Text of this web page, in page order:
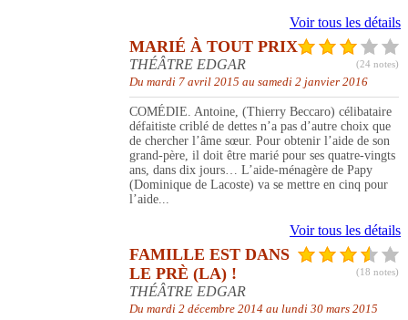
Voir tous les détails
(24 notes)
MARIÉ À TOUT PRIX
THÉÂTRE EDGAR
Du mardi 7 avril 2015 au samedi 2 janvier 2016
COMÉDIE. Antoine, (Thierry Beccaro) célibataire
défaitiste criblé de dettes n’a pas d’autre choix que
de chercher l’âme sœur. Pour obtenir l’aide de son
grand-père, il doit être marié pour ses quatre-vingts
ans, dans dix jours… L’aide-ménagère de Papy
(Dominique de Lacoste) va se mettre en cinq pour
l’aide...
Voir tous les détails
(18 notes)
FAMILLE EST DANS
LE PRÈ (LA) !
THÉÂTRE EDGAR
Du mardi 2 décembre 2014 au lundi 30 mars 2015